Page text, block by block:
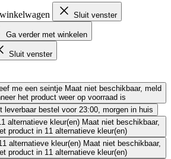
Sluit venster
Ga verder met winkelen
Sluit venster
me een seintje Maat niet beschikbaar, meld
het product weer op voorraad is
leverbaar bestel voor 23:00, morgen in huis
alternatieve kleur(en) Maat niet beschikbaar,
product in 11 alternatieve kleur(en)
alternatieve kleur(en) Maat niet beschikbaar,
product in 11 alternatieve kleur(en)